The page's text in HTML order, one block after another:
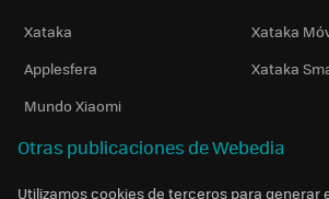
Xataka
Xataka
Applesfera
Xataka
Mundo Xiaomi
Otras publicaciones de Webedia
Utilizamos cookies de terceros para generar